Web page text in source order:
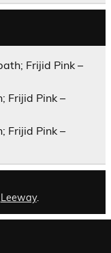
Frijid Pink –
Frijid Pink –
Frijid Pink –
Leeway.